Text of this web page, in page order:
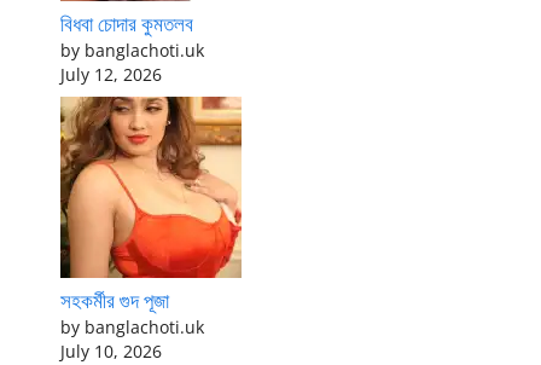
বিধবা চোদার কুমতলব
by banglachoti.uk
July 12, 2026
সহকর্মীর গুদ পূজা
by banglachoti.uk
July 10, 2026